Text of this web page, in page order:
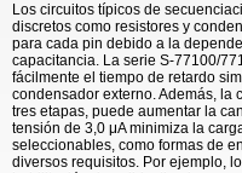
Los circuitos típicos de
discretos como resistores y
para cada pin debido a la
capacitancia. La serie S-77100/
fácilmente el tiempo de retardo
condensador externo. Además, la
tres etapas, puede aumentar la
tensión de 3,0 μA minimiza la
seleccionables, como formas de
diversos requisitos. Por ejemplo,